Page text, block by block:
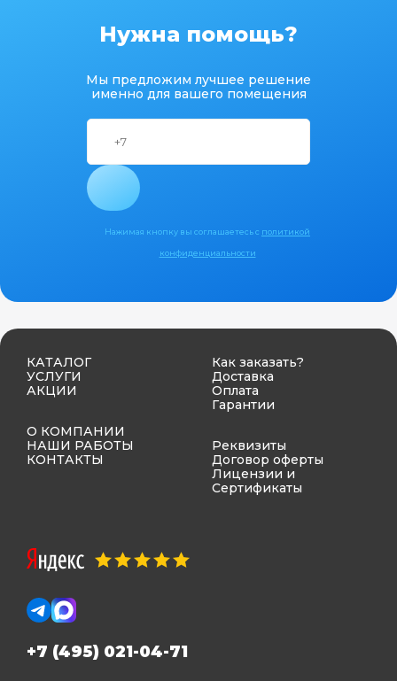
Нужна помощь?
Мы предложим лучшее решение
именно для вашего помещения
Нажимая кнопку вы соглашаетесь с политикой
конфиденциальности
КАТАЛОГ
УСЛУГИ
АКЦИИ
О КОМПАНИИ
НАШИ РАБОТЫ
КОНТАКТЫ
Как заказать?
Доставка
Оплата
Гарантии
Реквизиты
Договор оферты
Лицензии и
Сертификаты
+7 (495) 021-04-71